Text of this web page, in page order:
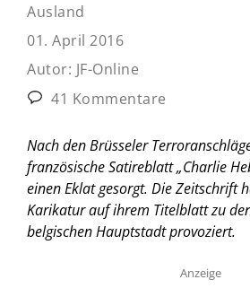
Ausland
01. April 2016
Autor: JF-Online
41 Kommentare
Nach den Brüsseler
französische Satireblatt „Charlie
einen Eklat gesorgt. Die Zeitschrift
Karikatur auf ihrem Titelblatt zu
belgischen Hauptstadt provoziert.
Anzeige